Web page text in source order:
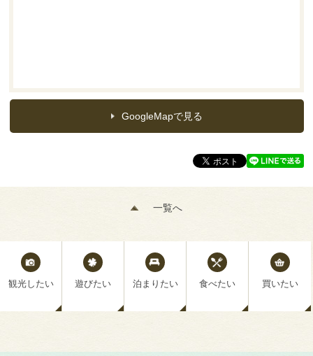
GoogleMapで見る
一覧へ
観光したい 遊びたい 泊まりたい 食べたい 買いたい